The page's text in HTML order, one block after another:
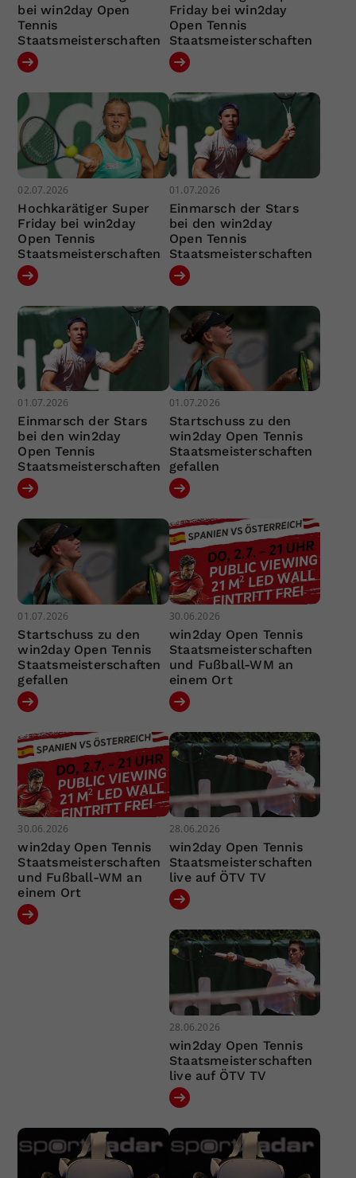
bei win2day Open
Tennis
Staatsmeisterschaften
Friday bei win2day
Open Tennis
Staatsmeisterschaften
02.07.2026
Hochkarätiger Super
Friday bei win2day
Open Tennis
Staatsmeisterschaften
01.07.2026
Einmarsch der Stars
bei den win2day
Open Tennis
Staatsmeisterschaften
01.07.2026
Einmarsch der Stars
bei den win2day
Open Tennis
Staatsmeisterschaften
01.07.2026
Startschuss zu den
win2day Open Tennis
Staatsmeisterschaften
gefallen
01.07.2026
Startschuss zu den
win2day Open Tennis
Staatsmeisterschaften
gefallen
30.06.2026
win2day Open Tennis
Staatsmeisterschaften
und Fußball-WM an
einem Ort
30.06.2026
win2day Open Tennis
Staatsmeisterschaften
und Fußball-WM an
einem Ort
28.06.2026
win2day Open Tennis
Staatsmeisterschaften
live auf ÖTV TV
28.06.2026
win2day Open Tennis
Staatsmeisterschaften
live auf ÖTV TV